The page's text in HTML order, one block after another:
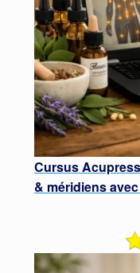
Cursus
& méridiens